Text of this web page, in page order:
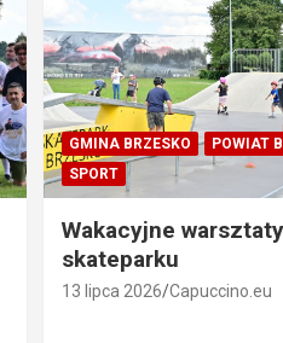
GMINA BRZESKO
POWIAT
SPORT
Wakacyjne
skateparku
13 lipca 2026 Capuccino.eu